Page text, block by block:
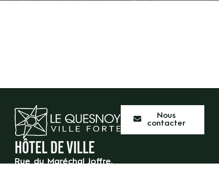
Nous
contacter
HÔTEL DE VILLE
Rue du Maréchal Joffre,